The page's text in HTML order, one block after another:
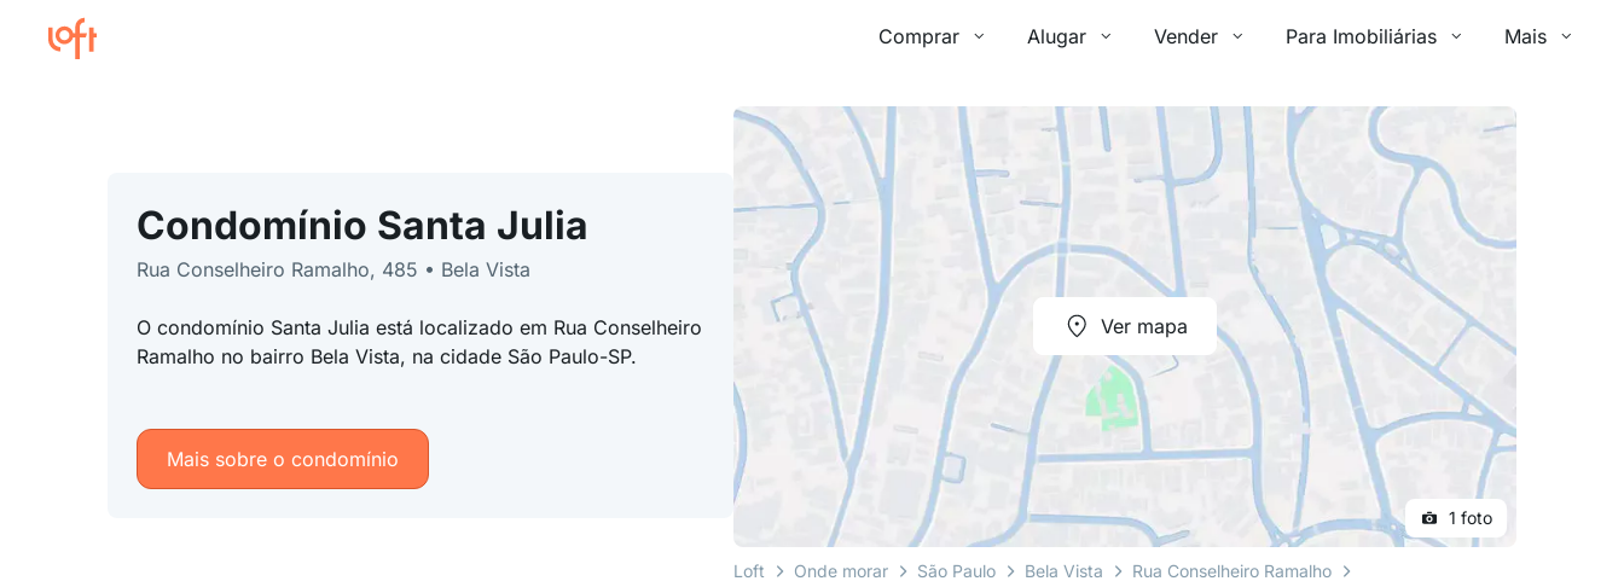
Comprar Alugar Vender Para Imobiliárias Mais
Condomínio Santa Julia
Rua Conselheiro Ramalho, 485 • Bela Vista
O condomínio Santa Julia está localizado em Rua Conselheiro
Ramalho no bairro Bela Vista, na cidade São Paulo-SP.
Mais sobre o condomínio
Ver mapa
1 foto
Loft Onde morar São Paulo Bela Vista
Rua Conselheiro Ramalho